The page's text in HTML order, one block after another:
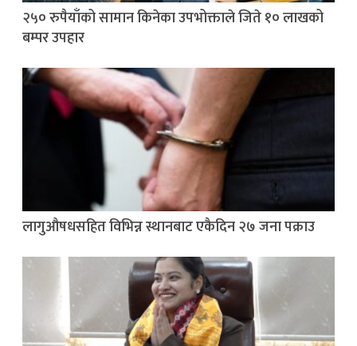
२५० रुपैयाँको सामान किनेका उपभोक्ताले जिते १० लाखको
बम्पर उपहार
लागुऔषधसहित विभिन्न स्थानबाट एकैदिन २७ जना पक्राउ